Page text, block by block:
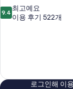
10
점
최
고
9.4 최고예요
이용 후기 522개
로그인해 이